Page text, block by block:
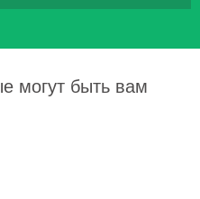
могут быть вам